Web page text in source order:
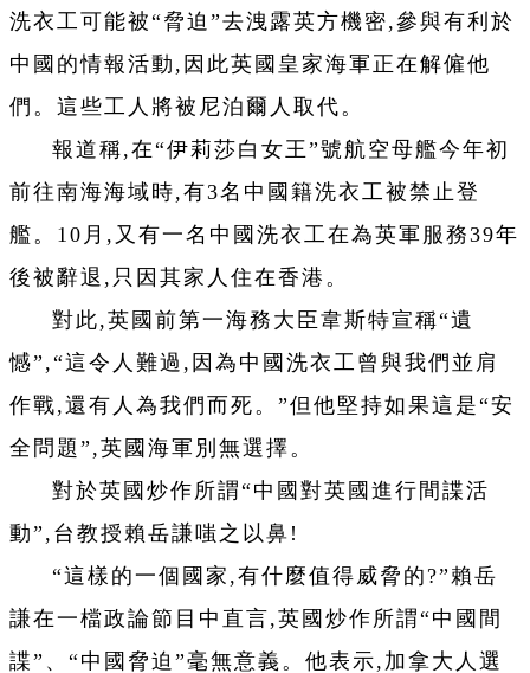
洗衣工可能被“脅迫”去洩露英方機密,參與有利於
中國的情報活動,因此英國皇家海軍正在解僱他
們。這些工人將被尼泊爾人取代。
報道稱,在“伊莉莎白女王”號航空母艦今年初
前往南海海域時,有3名中國籍洗衣工被禁止登
艦。10月,又有一名中國洗衣工在為英軍服務39年
後被辭退,只因其家人住在香港。
對此,英國前第一海務大臣韋斯特宣稱“遺
憾”,“這令人難過,因為中國洗衣工曾與我們並肩
作戰,還有人為我們而死。”但他堅持如果這是“安
全問題”,英國海軍別無選擇。
對於英國炒作所謂“中國對英國進行間諜活
動”,台教授賴岳謙嗤之以鼻!
“這樣的一個國家,有什麼值得威脅的?”賴岳
謙在一檔政論節目中直言,英國炒作所謂“中國間
諜”、“中國脅迫”毫無意義。他表示,加拿大人選